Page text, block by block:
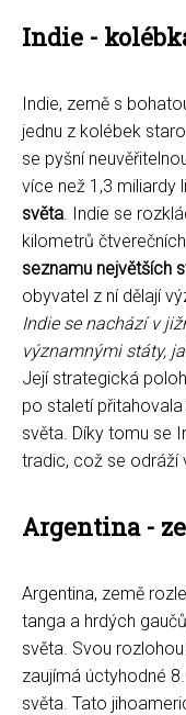
Indie -
Indie, země s
jednu z kolébek
se pyšní
více než 1,3 miliardy
světa . Indie se
kilometrů
seznamu největších
obyvatel z ní dělají
Indie se nachází v
významnými státy,
Její strategická
po staletí
světa. Díky tomu se
tradic, což se odráží
Argentina -
Argentina, země
tanga a hrdých
světa. Svou
zaujímá úctyhodné
světa. Tato